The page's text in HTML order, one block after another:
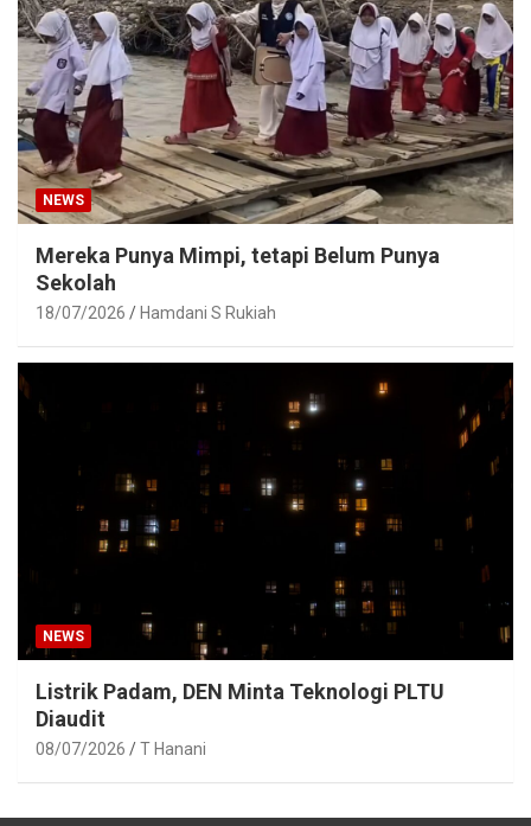
NEWS
Mereka Punya Mimpi, tetapi Belum Punya
Sekolah
18/07/2026 Hamdani S Rukiah
NEWS
Listrik Padam, DEN Minta Teknologi PLTU
Diaudit
08/07/2026 T Hanani